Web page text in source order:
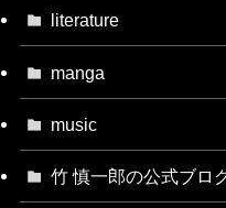
literature
manga
music
竹 慎一郎の公式ブロ